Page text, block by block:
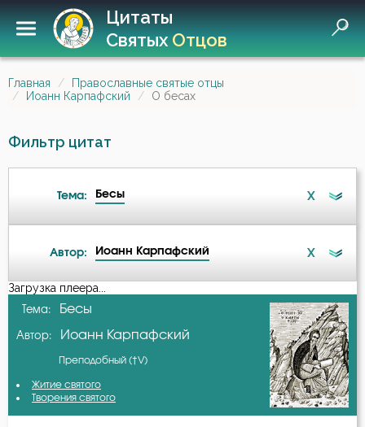
Цитаты
СвятыхОтцов
Главная
Православные святые отцы
Иоанн Карпафский
О бесах
Фильтр цитат
Тема: Бесы X
Ангел
Богоугождение
Борьба
Автор: Иоанн Карпафский X
А-я
Авва Дорофей
Авва Филимон
Загрузка плеера...
Тема: Бесы
Автор: Иоанн Карпафский
Преподобный (†V)
Житие святого
Творения святого